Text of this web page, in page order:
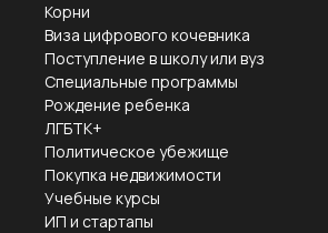
Корни
Виза цифрового кочевника
Поступление в школу или вуз
Специальные программы
Рождение ребенка
ЛГБТК+
Политическое убежище
Покупка недвижимости
Учебные курсы
ИП и стартапы